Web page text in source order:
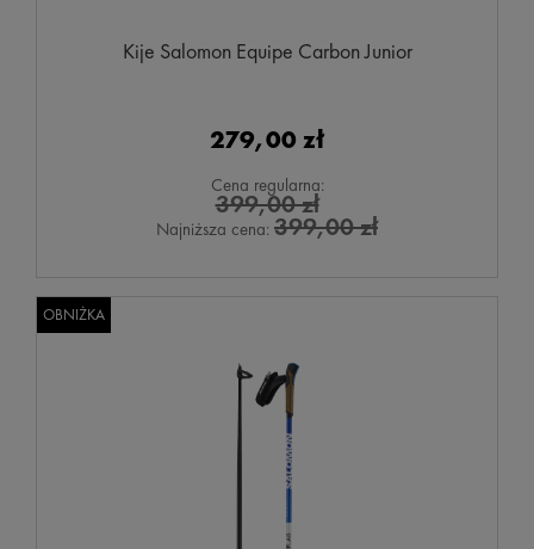
Kije Salomon Equipe Carbon Junior
279,00 zł
Cena regularna:
399,00 zł
Najniższa cena: 399,00 zł
OBNIŻKA